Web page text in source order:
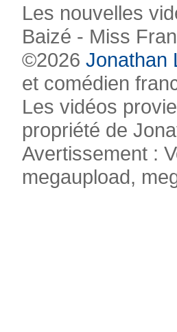
Les nouvelles
Baizé - Miss
©2026 Jonathan
et comédien
Les vidéos
propriété de
Avertissement :
megaupload,